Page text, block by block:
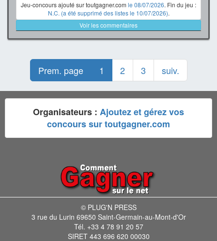
Jeu-concours ajouté sur toutgagner.com le 08/07/2026. Fin du jeu :
N.C. (a été supprimé des listes le 10/07/2026).
Voir les commentaires
Prem. page 1 2 3 suiv.
Organisateurs : Ajoutez et gérez vos
concours sur toutgagner.com
© PLUG'N PRESS
3 rue du Lurin 69650 Saint-Germain-au-Mont-d'Or
Tél. +33 4 78 91 20 57
SIRET 443 696 620 00030